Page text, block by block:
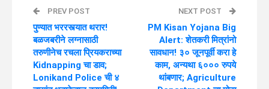
PREV POST
पुण्यात भररस्त्यात थरार!
बळजबरीने लग्नासाठी
तरुणीनेच रचला प्रियकराच्या
Kidnapping चा डाव;
Lonikand Police ची ४
NEXT POST
PM Kisan Yojana Big
Alert: शेतकरी मित्रांनो
सावधान! ३० जूनपूर्वी करा हे
काम, अन्यथा ६००० रुपये
थांबणार; Agriculture